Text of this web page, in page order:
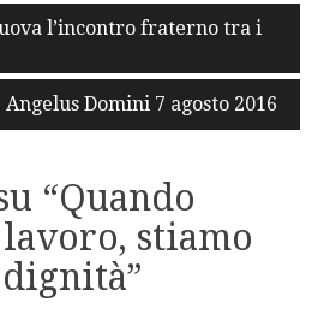
l’incontro fraterno tra i
Angelus Domini 7 agosto 2016
“Quando
stiamo
”